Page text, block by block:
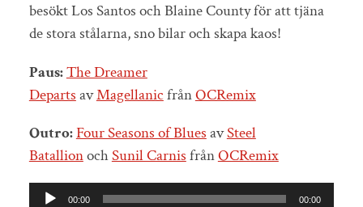
besökt Los Santos och Blaine County för att tjäna
de stora stålarna, sno bilar och skapa kaos!
Paus:The Dreamer
Departs avMagellanic frånOCRemix
Outro:Four Seasons of Blues avSteel
BatallionochSunil Carnis frånOCRemix
Ljudspelare
00:00 00:00